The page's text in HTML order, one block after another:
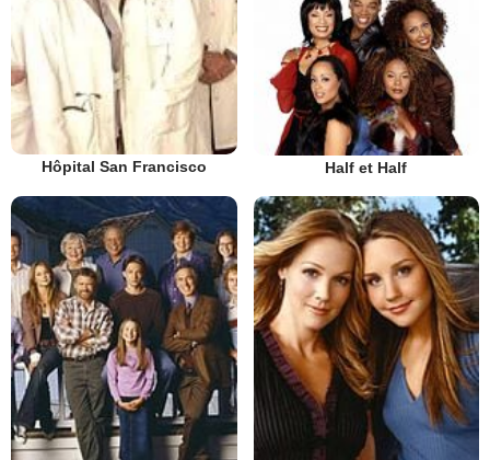
Hôpital San Francisco Half et Half